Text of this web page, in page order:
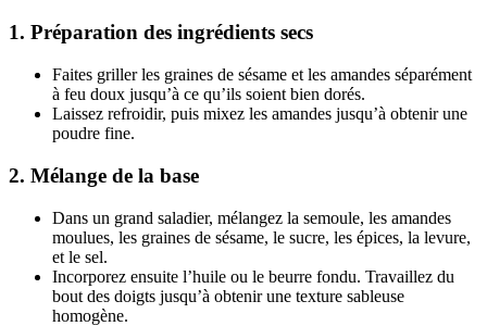
1. Préparation des ingrédients secs
Faites griller les graines de sésame et les amandes séparément
à feu doux jusqu’à ce qu’ils soient bien dorés.
Laissez refroidir, puis mixez les amandes jusqu’à obtenir une
poudre fine.
2. Mélange de la base
Dans un grand saladier, mélangez la semoule, les amandes
moulues, les graines de sésame, le sucre, les épices, la levure,
et le sel.
Incorporez ensuite l’huile ou le beurre fondu. Travaillez du
bout des doigts jusqu’à obtenir une texture sableuse
homogène.